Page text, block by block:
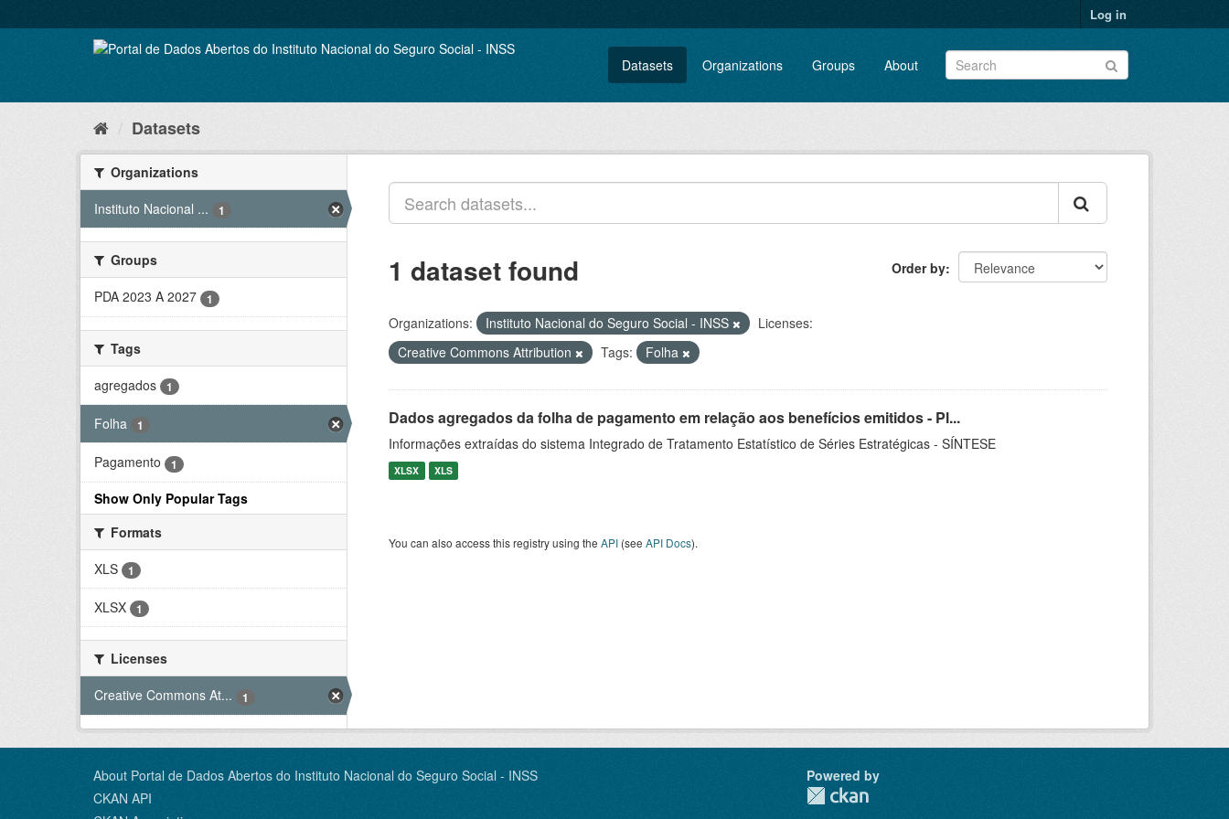
to
Log in
Datasets Organizations Groups About
Datasets
Organizations
Instituto Nacional ...
1
Groups
PDA 2023 A 2027
1
Tags
agregados
1
Folha 1
Pagamento 1
Show Only Popular Tags
Formats
XLS
1
XLSX 1
Licenses
Creative Commons At...
1
Order by
1 dataset found
Organizations: Instituto Nacional do Seguro Social - INSS
Licenses:
Creative Commons Attribution
Tags: Folha
Dados agregados da folha de pagamento em relação aos benefícios emitidos - Pl...
Informações extraídas do sistema Integrado de Tratamento Estatístico de Séries Estratégicas - SÍNTESE
XLSX XLS
You can also access this registry using the API (see API Docs).
About Portal de Dados Abertos do Instituto Nacional do Seguro Social - INSS
CKAN API
Powered by